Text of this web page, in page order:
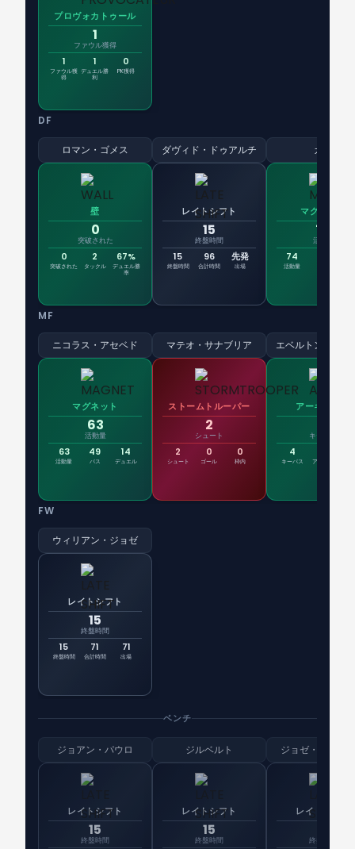
プロヴォカトゥール
1
ファウル獲得
1
ファウル獲
得
1
デュエル勝
利
0
PK獲得
DF
ロマン・ゴメス
壁
0
突破された
0
突破された
2
タックル
67%
デュエル勝
率
ダヴィド・ドゥアルチ
レイトシフト
15
終盤時間
15
終盤時間
96
合計時間
先発
出場
カヌ
マグネット
74
活動量
74
活動量
MF
ニコラス・アセベド
マグネット
63
活動量
63
活動量
49
パス
14
デュエル
マテオ・サナブリア
ストームトルーパー
2
シュート
2
シュート
0
ゴール
0
枠内
エベルトン・リベ
アーキテクト
キーパス
4
キーパス アシスト
FW
ウィリアン・ジョゼ
レイトシフト
15
終盤時間
15
終盤時間
71
合計時間
71
出場
ベンチ
ジョアン・パウロ
レイトシフト
15
終盤時間
ジルベルト
レイトシフト
15
終盤時間
ジョゼ・ギリエ
レイトシフト
終盤時間